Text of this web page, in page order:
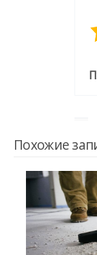
Похожие